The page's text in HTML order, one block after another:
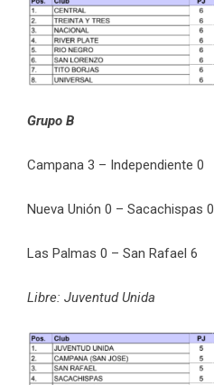
Grupo B
Campana 3 – Independiente 0
Nueva Unión 0 – Sacachispas 0
Las Palmas 0 – San Rafael 6
Libre: Juventud Unida